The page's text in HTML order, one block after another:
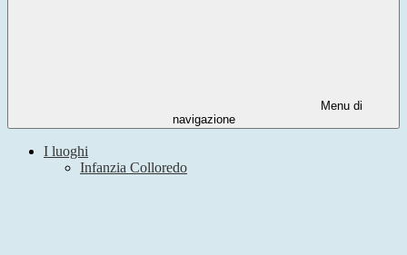
Menu di
navigazione
I luoghi
Infanzia Colloredo